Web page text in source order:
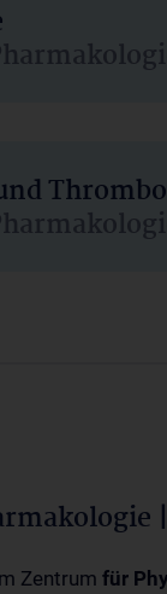
Zentrum für